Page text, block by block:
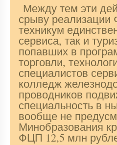
Между тем эти
срыву
техникум
сервиса, так и
попавших в
торговли,
специалистов
колледж
проводников
специальность в
вообще не
Минобразования
ФЦП 12,5 млн